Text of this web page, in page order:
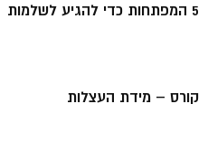
5 המפתחות כדי להגיע לשלמות
קורס – מידת העצלות